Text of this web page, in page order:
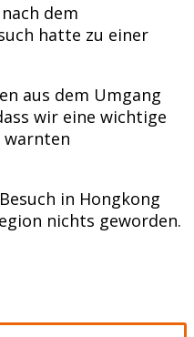
dem
hatte zu einer
aus dem Umgang
wir eine wichtige
warnten
in Hongkong
nichts geworden.